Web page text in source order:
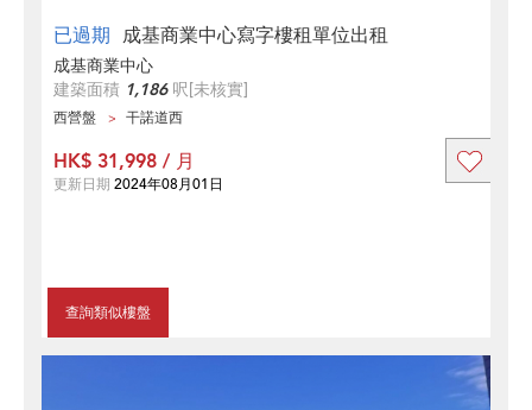
已過期 成基商業中心寫字樓租單位出租
成基商業中心
建築面積 1,186呎[未核實]
西營盤 干諾道西
查詢類似樓盤
HK$ 31,998 / 月
更新日期 2024年08月01日